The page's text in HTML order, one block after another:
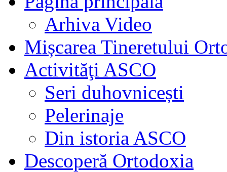
Arhiva Video
Mișcarea Tineretului
Activităţi ASCO
Seri duhovnicești
Pelerinaje
Din istoria ASCO
Descoperă Ortodoxia